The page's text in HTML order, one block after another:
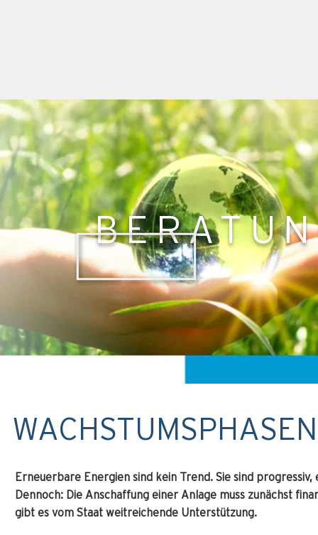
WACHSTUMSPHASEN
Erneuerbare Energien sind kein Trend. Sie sind
Dennoch: Die Anschaffung einer Anlage muss zunächst
gibt es vom Staat weitreichende Unterstützung.